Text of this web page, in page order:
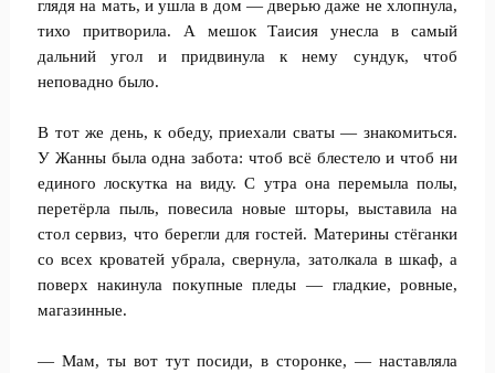
глядя на мать, и ушла в дом — дверью даже не хлопнула,
тихо притворила. А мешок Таисия унесла в самый
дальний угол и придвинула к нему сундук, чтоб
неповадно было.
В тот же день, к обеду, приехали сваты — знакомиться.
У Жанны была одна забота: чтоб всё блестело и чтоб ни
единого лоскутка на виду. С утра она перемыла полы,
перетёрла пыль, повесила новые шторы, выставила на
стол сервиз, что берегли для гостей. Материны стёганки
со всех кроватей убрала, свернула, затолкала в шкаф, а
поверх накинула покупные пледы — гладкие, ровные,
магазинные.
— Мам, ты вот тут посиди, в сторонке, — наставляла